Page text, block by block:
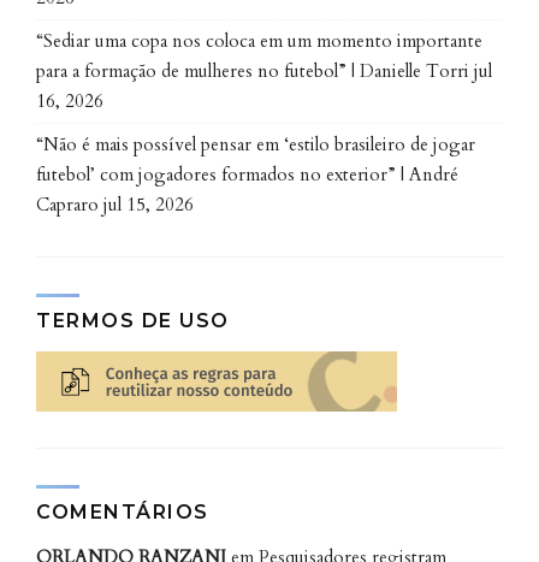
mestranda em Geologia na UFPR, o atual
comportamento das pessoas em relação à poluição
marinha está provocando uma mudança de
paradigma da Geologia clássica, que possui uma
perspectiva pré-antropocênica, ou seja, que entende
os processos antigos da história da Terra a partir de
processos naturais.
“As ocorrências mostram que o
influenciar processos antes
considerados essencialmente naturais,
“Sediar uma copa nos coloca em um momento importante
para a formação de mulheres no futebol” | Danielle Torri jul
16, 2026
“Não é mais possível pensar em ‘estilo brasileiro de jogar
futebol’ com jogadores formados no exterior” | André
Capraro jul 15, 2026
TERMOS DE USO
COMENTÁRIOS